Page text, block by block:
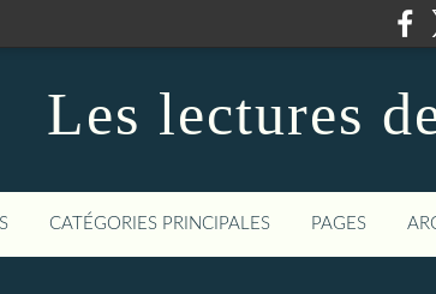
Les lectures
CATÉGORIES PRINCIPALES PAGES